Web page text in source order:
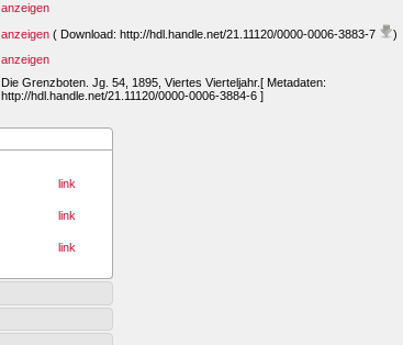
anzeigen
anzeigen ( Download: http://hdl.handle.net/21.11120/0000-0006-3883-7
)
anzeigen
Die Grenzboten. Jg. 54, 1895, Viertes Vierteljahr.[ Metadaten:
http://hdl.handle.net/21.11120/0000-0006-3884-6 ]
link
link
link